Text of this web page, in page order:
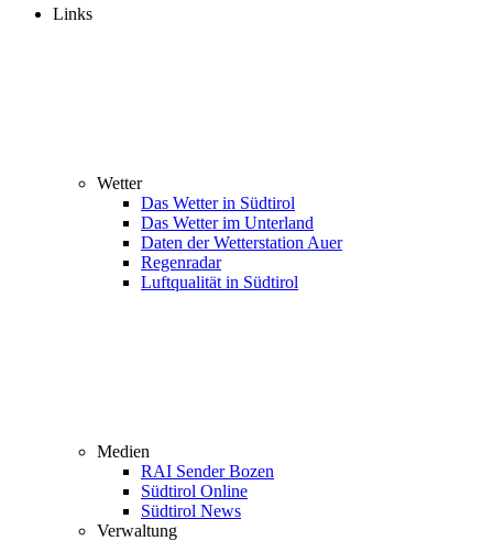
Links
Wetter
Das Wetter in Südtirol
Das Wetter im Unterland
Daten der Wetterstation Auer
Regenradar
Luftqualität in Südtirol
Medien
RAI Sender Bozen
Südtirol Online
Südtirol News
Verwaltung